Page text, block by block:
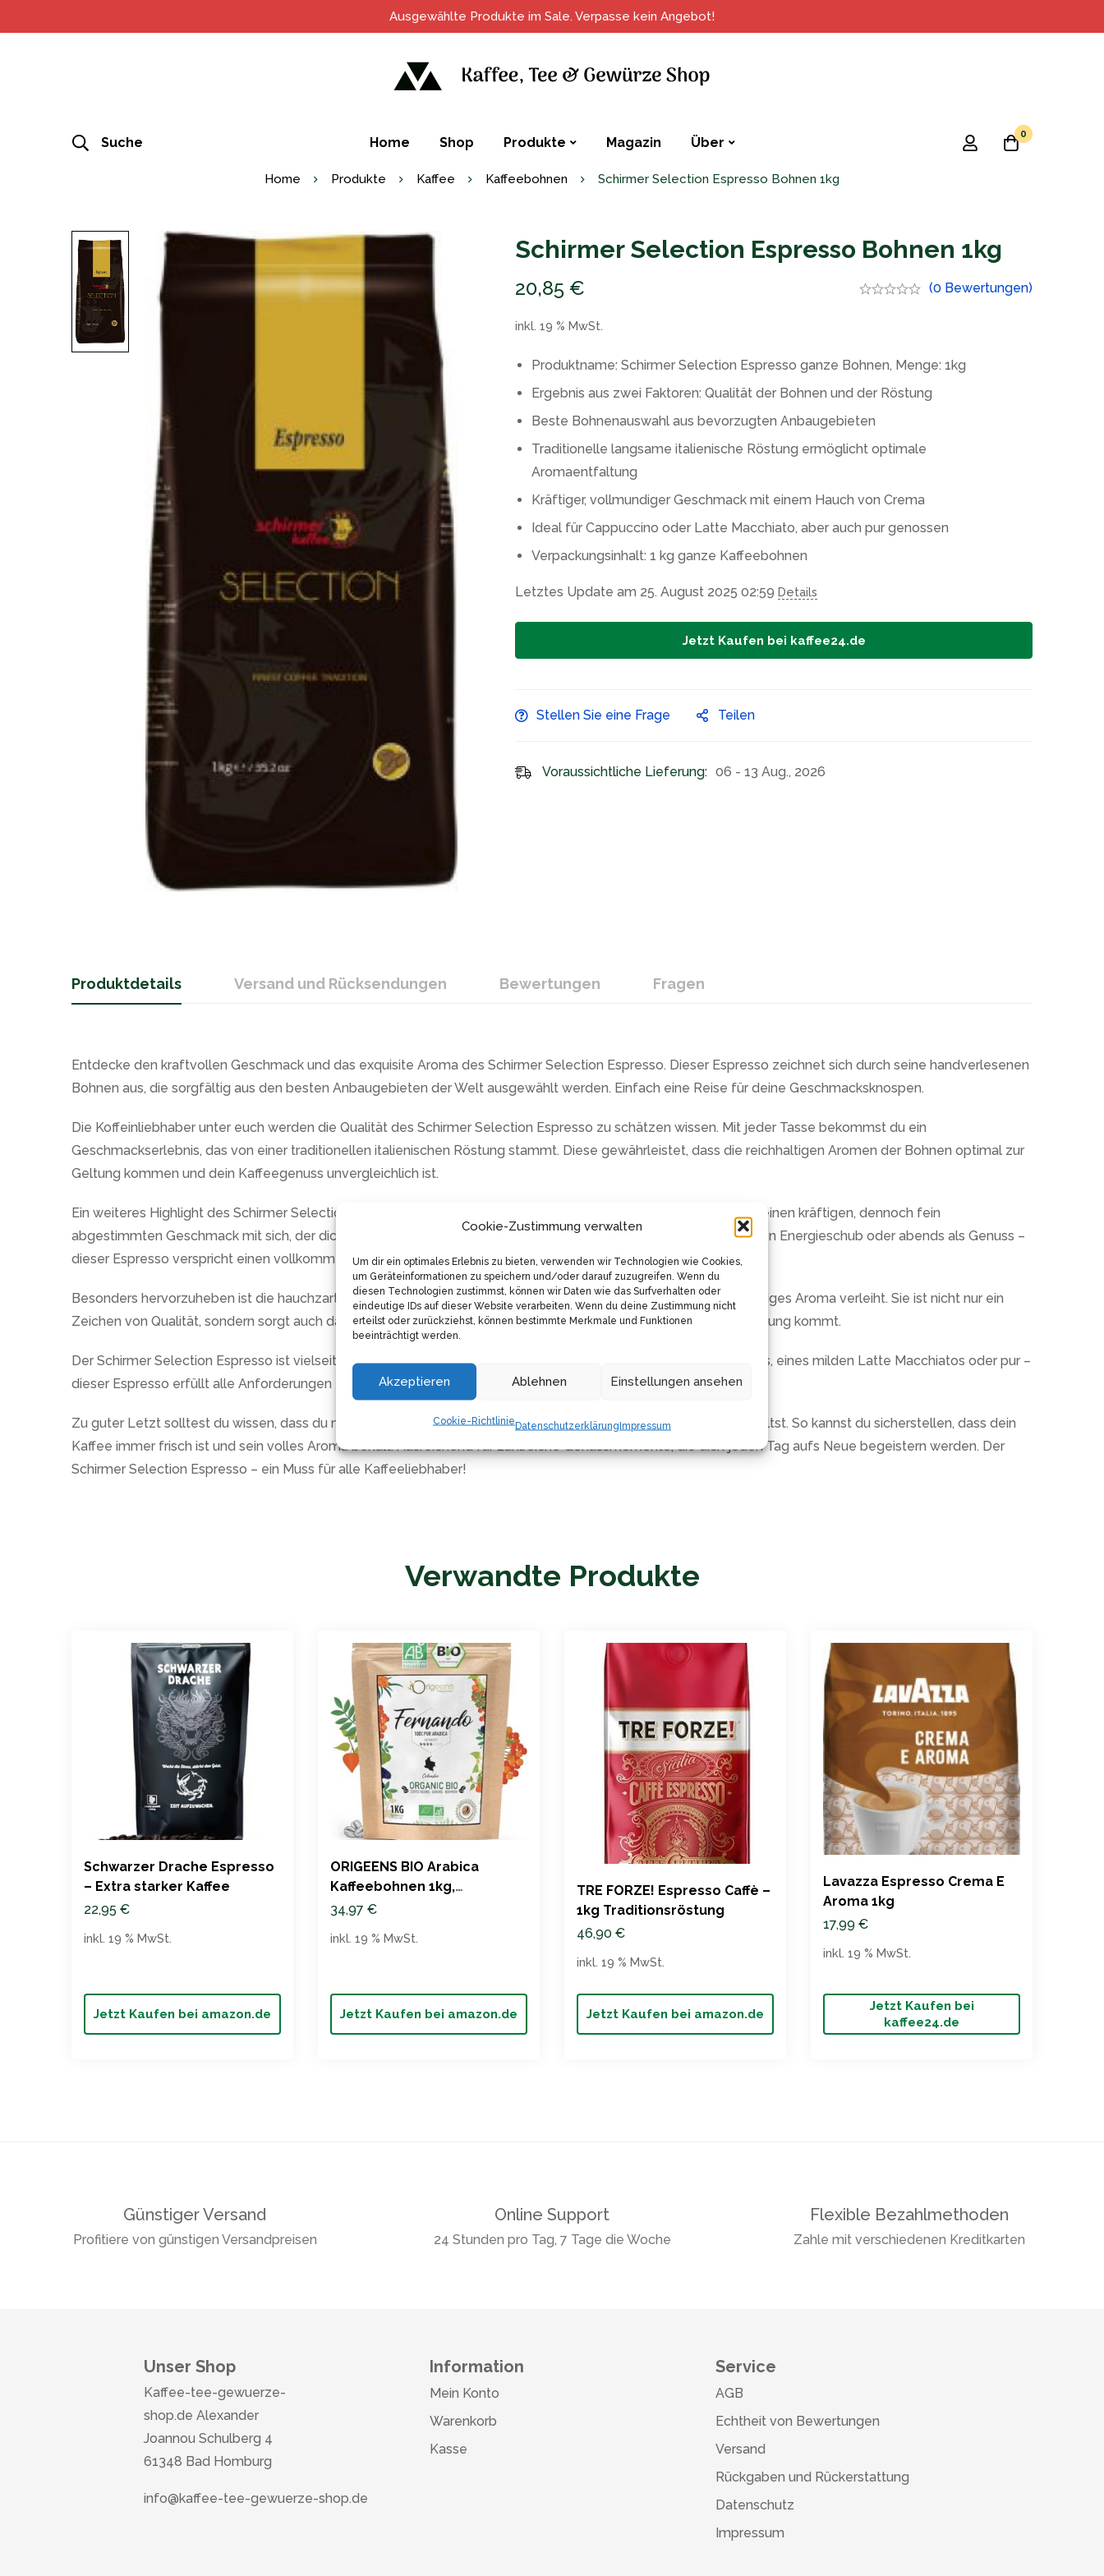
Cookie-Zustimmung verwalten
Um dir ein optimales Erlebnis zu bieten, verwenden wir Technologien wie Cookies,
um Geräteinformationen zu speichern und/oder darauf zuzugreifen. Wenn du
diesen Technologien zustimmst, können wir Daten wie das Surfverhalten oder
eindeutige IDs auf dieser Website verarbeiten. Wenn du deine Zustimmung nicht
erteilst oder zurückziehst, können bestimmte Merkmale und Funktionen
beeinträchtigt werden.
Akzeptieren Ablehnen Einstellungen ansehen
Cookie-RichtlinieDatenschutzerklärungImpressum
Ausgewählte Produkte im Sale. Verpasse kein Angebot!
Suche Home Shop Produkte Magazin Über
0
Home Produkte Kaffee Kaffeebohnen Schirmer Selection Espresso Bohnen 1kg
Schirmer Selection Espresso Bohnen 1kg
20,85 € (0 Bewertungen)
inkl. 19 % MwSt.
Produktname: Schirmer Selection Espresso ganze Bohnen, Menge: 1kg
Ergebnis aus zwei Faktoren: Qualität der Bohnen und der Röstung
Beste Bohnenauswahl aus bevorzugten Anbaugebieten
Traditionelle langsame italienische Röstung ermöglicht optimale
Aromaentfaltung
Kräftiger, vollmundiger Geschmack mit einem Hauch von Crema
Ideal für Cappuccino oder Latte Macchiato, aber auch pur genossen
Verpackungsinhalt: 1 kg ganze Kaffeebohnen
Letztes Update am 25. August 2025 02:59 Details
Jetzt Kaufen bei kaffee24.de
Stellen Sie eine Frage Teilen
Voraussichtliche Lieferung: 06 - 13 Aug., 2026
Produktdetails Versand und Rücksendungen Bewertungen Fragen
Entdecke den kraftvollen Geschmack und das exquisite Aroma des Schirmer Selection Espresso. Dieser Espresso zeichnet sich durch seine handverlesenen
Bohnen aus, die sorgfältig aus den besten Anbaugebieten der Welt ausgewählt werden. Einfach eine Reise für deine Geschmacksknospen.
Die Koffeinliebhaber unter euch werden die Qualität des Schirmer Selection Espresso zu schätzen wissen. Mit jeder Tasse bekommst du ein
Geschmackserlebnis, das von einer traditionellen italienischen Röstung stammt. Diese gewährleistet, dass die reichhaltigen Aromen der Bohnen optimal zur
Geltung kommen und dein Kaffeegenuss unvergleichlich ist.
Ein weiteres Highlight des Schirmer Selection Espresso ist sein vollmundiger Geschmack. Dieser Espresso bringt einen kräftigen, dennoch fein
abgestimmten Geschmack mit sich, der dich begeistern wird. Egal ob morgens zum Aufwachen, tagsüber für einen Energieschub oder abends als Genuss –
dieser Espresso verspricht einen vollkommenen Kaffeemoment.
Besonders hervorzuheben ist die hauchzarte Crema des Espressos, die ihm eine luxuriöse Textur und ein reichhaltiges Aroma verleiht. Sie ist nicht nur ein
Zeichen von Qualität, sondern sorgt auch dafür, dass der Geschmack jedes Schluckes in deinem Mund zur Vollendung kommt.
Der Schirmer Selection Espresso ist vielseitig einsetzbar: Egal ob für die Zubereitung eines cremigen Cappuccinos, eines milden Latte Macchiatos oder pur –
dieser Espresso erfüllt alle Anforderungen für ein vollendetes Kaffeeerlebnis.
Zu guter Letzt solltest du wissen, dass du mit dem Kauf dieses Produkts ein 1kg Paket ganze Kaffeebohnen erhältst. So kannst du sicherstellen, dass dein
Kaffee immer frisch ist und sein volles Aroma behält. Ausreichend für zahlreiche Genussmomente, die dich jeden Tag aufs Neue begeistern werden. Der
Schirmer Selection Espresso – ein Muss für alle Kaffeeliebhaber!
Verwandte Produkte
Schwarzer Drache Espresso
– Extra starker Kaffee
22,95 €
Jetzt Kaufen bei amazon.de
inkl. 19 % MwSt.
ORIGEENS BIO Arabica
Kaffeebohnen 1kg,
Kolumbien Fernando
34,97 €
Jetzt Kaufen bei amazon.de
inkl. 19 % MwSt.
TRE FORZE! Espresso Caffè –
1kg Traditionsröstung
46,90 €
Jetzt Kaufen bei amazon.de
inkl. 19 % MwSt.
Lavazza Espresso Crema E
Aroma 1kg
17,99 €
Jetzt Kaufen bei
kaffee24.de
inkl. 19 % MwSt.
Günstiger Versand
Profitiere von günstigen Versandpreisen
Online Support
24 Stunden pro Tag, 7 Tage die Woche
Flexible Bezahlmethoden
Zahle mit verschiedenen Kreditkarten
Unser Shop
Kaffee-tee-gewuerze-
shop.de Alexander
Joannou Schulberg 4
61348 Bad Homburg
info@kaffee-tee-gewuerze-shop.de
Information
Mein Konto
Warenkorb
Kasse
Service
AGB
Echtheit von Bewertungen
Versand
Rückgaben und Rückerstattung
Datenschutz
Impressum